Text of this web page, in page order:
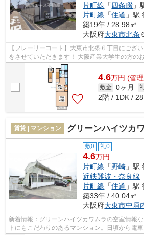
片町線 「四条畷 」
片町線 「住道 」駅
築19年 / 28.98㎡
大阪府大東市北条
【フレーリーコート】大東市北条６丁目にござ
をさせていただきます！ 大阪産業大学生の方のお一人暮らしにオススメ！旧
外環状線に立地ですので学校までま...
4.6万円 (管
敷金 0ヶ月
2階 / 1DK /
賃貸 | マンション グリーンハイツカ
敷0 礼0
4.6万円
片町線 「野崎 」駅
近鉄難波・奈良線
片町線 「住道 」駅
築33年 / 40.04㎡
大阪府大東市中垣
新着情報：グリーンハイツカワムラの空室情報
トにもこだわりのあるマンション。日頃から電